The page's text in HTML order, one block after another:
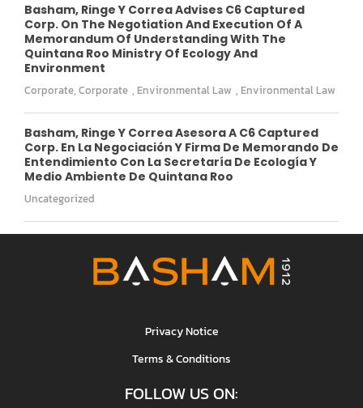
Basham, Ringe Y Correa Advises C6 Captured
Corp. On The Negotiation And Execution Of A
Memorandum Of Understanding With The
Quintana Roo Ministry Of Ecology And
Environment
Corporate, Corporate , Environmental Law , Environmental Law
Basham, Ringe Y Correa Asesora A C6 Captured
Corp. En La Negociación Y Firma De Memorando De
Entendimiento Con La Secretaría De Ecología Y
Medio Ambiente De Quintana Roo
Uncategorized
Privacy Notice
Terms & Conditions
FOLLOW US ON: